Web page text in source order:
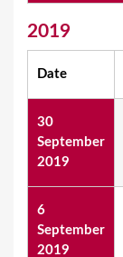
2019
Date
30
September
2019
6
September
2019